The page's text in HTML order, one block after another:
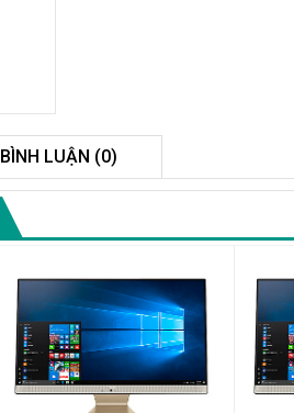
Màn Hình Quảng Cáo
nhất
Màn Hình Máy Tính Lenovo
D19-10 18.5"...
2.150.000₫
BÌNH LUẬN (0)